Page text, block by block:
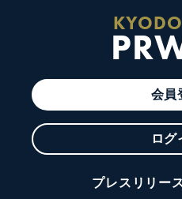
会員
ログ
プレスリリー